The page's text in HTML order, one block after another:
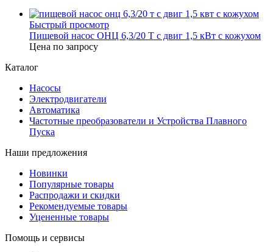
Быстрый просмотр
Пищевой насос ОНЦ 6,3/20 Т с двиг 1,5 кВт с кожухом
Цена по запросу
Каталог
Насосы
Электродвигатели
Автоматика
Частотные преобразователи и Устройства Плавного
Пуска
Наши предложения
Новинки
Популярные товары
Распродажи и скидки
Рекомендуемые товары
Уцененные товары
Помощь и сервисы